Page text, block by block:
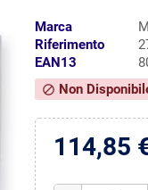
Marca
Riferimento
EAN13
block Non
114,85